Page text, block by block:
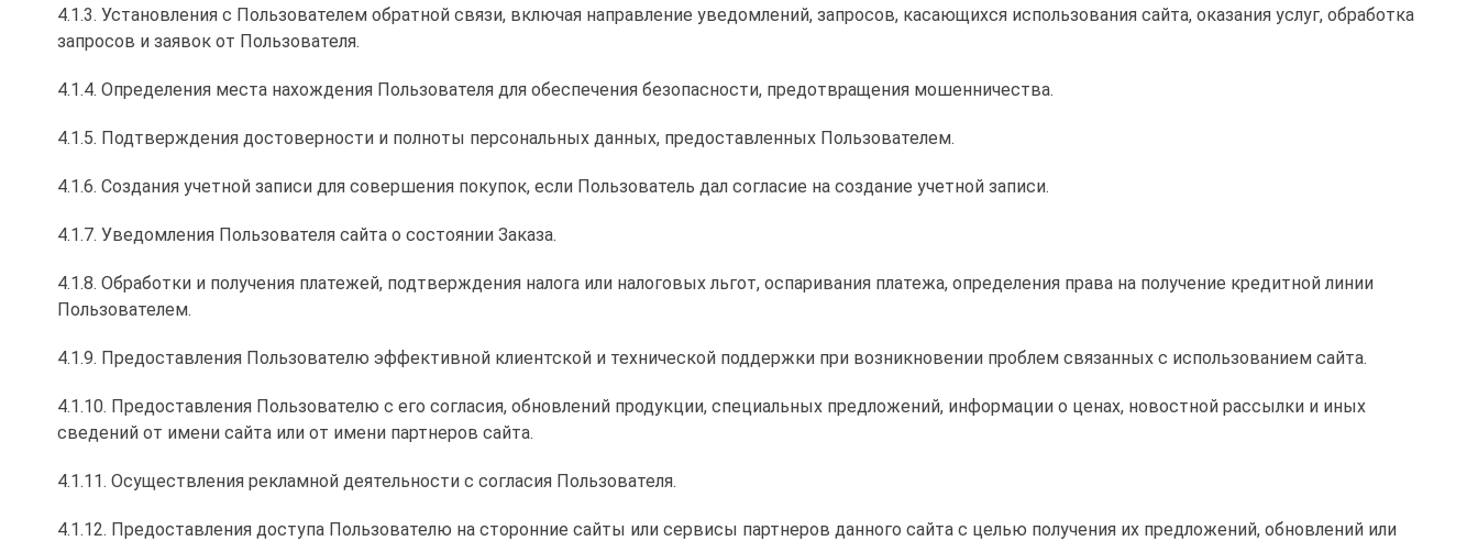
4.1.3. Установления с Пользователем обратной связи, включая направление уведомлений, запросов, касающихся использования сайта, оказания услуг, обработка
запросов и заявок от Пользователя.
4.1.4. Определения места нахождения Пользователя для обеспечения безопасности, предотвращения мошенничества.
4.1.5. Подтверждения достоверности и полноты персональных данных, предоставленных Пользователем.
4.1.6. Создания учетной записи для совершения покупок, если Пользователь дал согласие на создание учетной записи.
4.1.7. Уведомления Пользователя сайта о состоянии Заказа.
4.1.8. Обработки и получения платежей, подтверждения налога или налоговых льгот, оспаривания платежа, определения права на получение кредитной линии
Пользователем.
4.1.9. Предоставления Пользователю эффективной клиентской и технической поддержки при возникновении проблем связанных с использованием сайта.
4.1.10. Предоставления Пользователю с его согласия, обновлений продукции, специальных предложений, информации о ценах, новостной рассылки и иных
сведений от имени сайта или от имени партнеров сайта.
4.1.11. Осуществления рекламной деятельности с согласия Пользователя.
4.1.12. Предоставления доступа Пользователю на сторонние сайты или сервисы партнеров данного сайта с целью получения их предложений, обновлений или